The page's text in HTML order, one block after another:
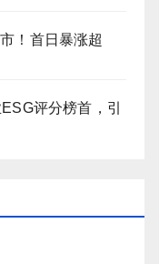
！首日暴涨超
评分榜首，引